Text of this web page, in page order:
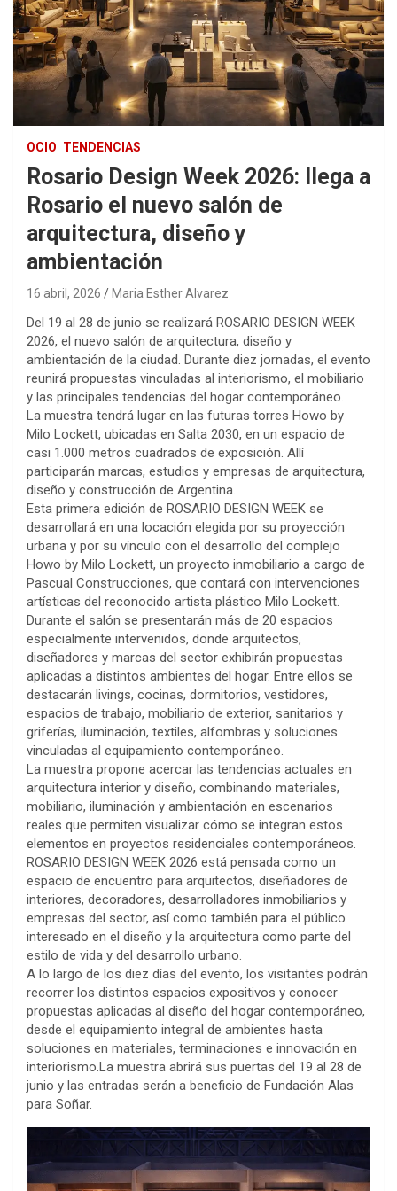
OCIO TENDENCIAS
Rosario Design Week 2026: llega a
Rosario el nuevo salón de
arquitectura, diseño y
ambientación
16 abril, 2026 Maria Esther Alvarez
Del 19 al 28 de junio se realizará ROSARIO DESIGN WEEK
2026, el nuevo salón de arquitectura, diseño y
ambientación de la ciudad. Durante diez jornadas, el evento
reunirá propuestas vinculadas al interiorismo, el mobiliario
y las principales tendencias del hogar contemporáneo.
La muestra tendrá lugar en las futuras torres Howo by
Milo Lockett, ubicadas en Salta 2030, en un espacio de
casi 1.000 metros cuadrados de exposición. Allí
participarán marcas, estudios y empresas de arquitectura,
diseño y construcción de Argentina.
Esta primera edición de ROSARIO DESIGN WEEK se
desarrollará en una locación elegida por su proyección
urbana y por su vínculo con el desarrollo del complejo
Howo by Milo Lockett, un proyecto inmobiliario a cargo de
Pascual Construcciones, que contará con intervenciones
artísticas del reconocido artista plástico Milo Lockett.
Durante el salón se presentarán más de 20 espacios
especialmente intervenidos, donde arquitectos,
diseñadores y marcas del sector exhibirán propuestas
aplicadas a distintos ambientes del hogar. Entre ellos se
destacarán livings, cocinas, dormitorios, vestidores,
espacios de trabajo, mobiliario de exterior, sanitarios y
griferías, iluminación, textiles, alfombras y soluciones
vinculadas al equipamiento contemporáneo.
La muestra propone acercar las tendencias actuales en
arquitectura interior y diseño, combinando materiales,
mobiliario, iluminación y ambientación en escenarios
reales que permiten visualizar cómo se integran estos
elementos en proyectos residenciales contemporáneos.
ROSARIO DESIGN WEEK 2026 está pensada como un
espacio de encuentro para arquitectos, diseñadores de
interiores, decoradores, desarrolladores inmobiliarios y
empresas del sector, así como también para el público
interesado en el diseño y la arquitectura como parte del
estilo de vida y del desarrollo urbano.
A lo largo de los diez días del evento, los visitantes podrán
recorrer los distintos espacios expositivos y conocer
propuestas aplicadas al diseño del hogar contemporáneo,
desde el equipamiento integral de ambientes hasta
soluciones en materiales, terminaciones e innovación en
interiorismo.La muestra abrirá sus puertas del 19 al 28 de
junio y las entradas serán a beneficio de Fundación Alas
para Soñar.